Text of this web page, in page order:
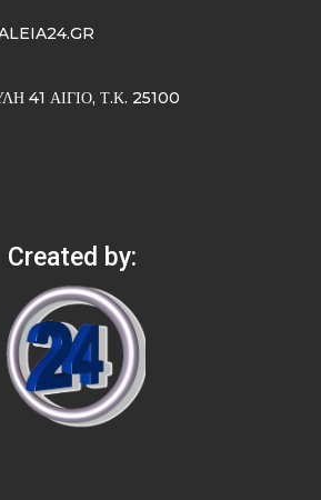
41 ΑΊΓΙΟ, Τ.Κ. 25100
Created by: